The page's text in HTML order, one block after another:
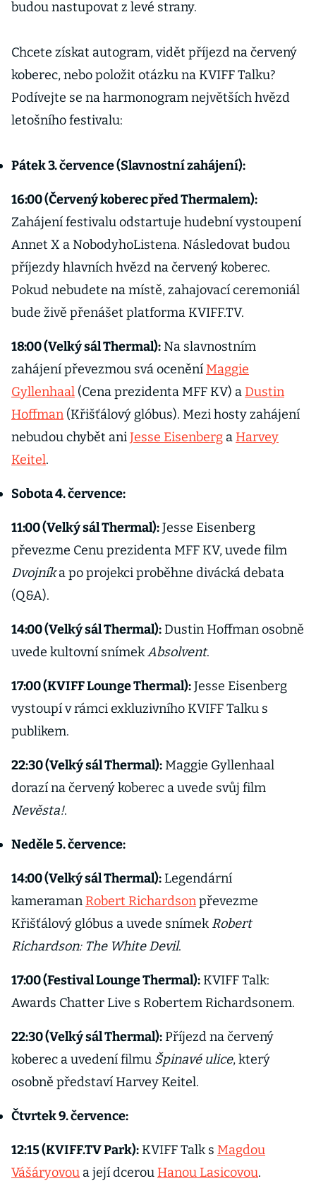
budou nastupovat z levé strany.
Chcete získat autogram, vidět příjezd na červený
koberec, nebo položit otázku na KVIFF Talku?
Podívejte se na harmonogram největších hvězd
letošního festivalu:
Pátek 3. července (Slavnostní zahájení):
16:00 (Červený koberec před Thermalem):
Zahájení festivalu odstartuje hudební vystoupení
Annet X a NobodyhoListena. Následovat budou
příjezdy hlavních hvězd na červený koberec.
Pokud nebudete na místě, zahajovací ceremoniál
bude živě přenášet platforma KVIFF.TV.
18:00 (Velký sál Thermal):Na slavnostním
zahájení převezmou svá ocenění Maggie
Gyllenhaal (Cena prezidenta MFF KV) a Dustin
Hoffman (Křišťálový glóbus). Mezi hosty zahájení
nebudou chybět aniJesse Eisenberg a Harvey
Keitel.
Sobota 4. července:
11:00 (Velký sál Thermal):Jesse Eisenberg
převezme Cenu prezidenta MFF KV, uvede film
Dvojníka po projekci proběhne divácká debata
(Q&A).
14:00 (Velký sál Thermal):Dustin Hoffman osobně
uvede kultovní snímekAbsolvent.
17:00 (KVIFF Lounge Thermal):Jesse Eisenberg
vystoupí v rámci exkluzivního KVIFF Talku s
publikem.
22:30 (Velký sál Thermal):Maggie Gyllenhaal
dorazí na červený koberec a uvede svůj film
Nevěsta!.
Neděle 5. července:
14:00 (Velký sál Thermal):Legendární
kameraman Robert Richardsonpřevezme
Křišťálový glóbus a uvede snímek Robert
Richardson: The White Devil.
17:00 (Festival Lounge Thermal):KVIFF Talk:
Awards Chatter Live s Robertem Richardsonem.
22:30 (Velký sál Thermal):Příjezd na červený
koberec a uvedení filmu Špinavé ulice, který
osobně představí Harvey Keitel.
Čtvrtek 9. července:
12:15 (KVIFF.TV Park):KVIFF Talk s Magdou
Vášáryovou a její dcerou Hanou Lasicovou.